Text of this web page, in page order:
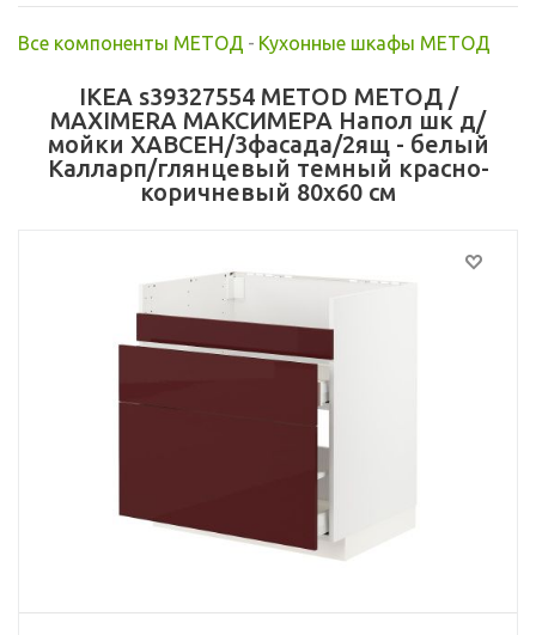
Все компоненты МЕТОД - Кухонные шкафы МЕТОД
IKEA s39327554 METOD МЕТОД /
MAXIMERA МАКСИМЕРА Напол шк д/
мойки ХАВСЕН/3фасада/2ящ - белый
Калларп/глянцевый темный красно-
коричневый 80x60 см